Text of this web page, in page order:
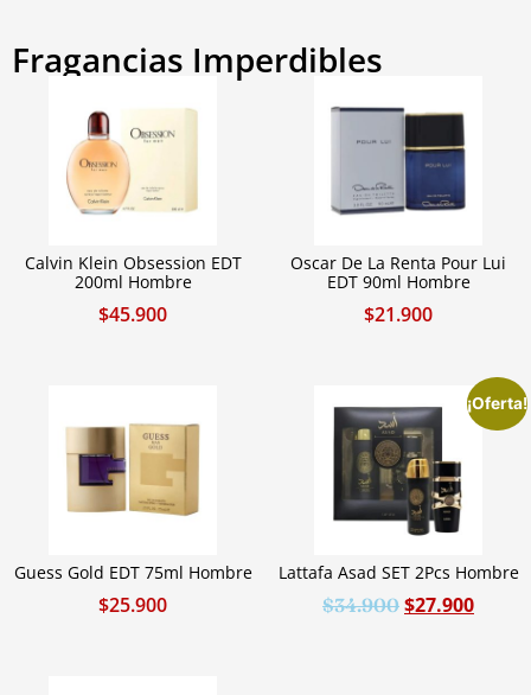
Fragancias Imperdibles
Calvin Klein Obsession EDT
200ml Hombre
$45.900
Oscar De La Renta Pour Lui
EDT 90ml Hombre
$21.900
Guess Gold EDT 75ml Hombre
$25.900
¡Oferta!
Lattafa Asad SET 2Pcs Hombre
$34.900 $27.900